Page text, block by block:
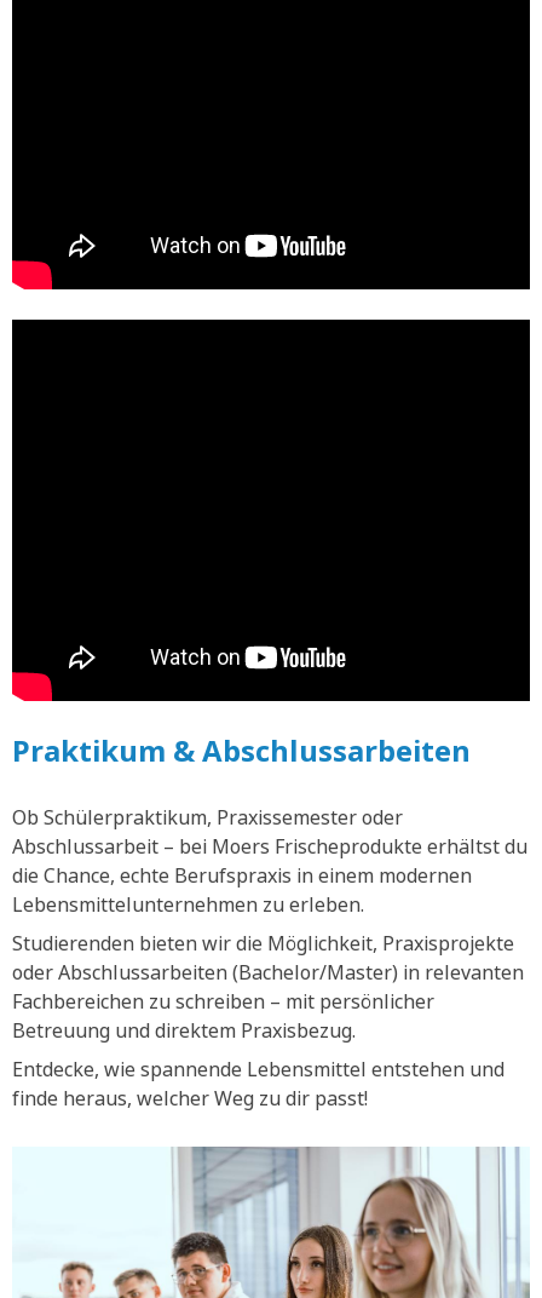
Praktikum & Abschlussarbeiten
Ob Schülerpraktikum, Praxissemester oder
Abschlussarbeit – bei Moers Frischeprodukte erhältst du
die Chance, echte Berufspraxis in einem modernen
Lebensmittelunternehmen zu erleben.
Studierenden bieten wir die Möglichkeit, Praxisprojekte
oder Abschlussarbeiten (Bachelor/Master) in relevanten
Fachbereichen zu schreiben – mit persönlicher
Betreuung und direktem Praxisbezug.
Entdecke, wie spannende Lebensmittel entstehen und
finde heraus, welcher Weg zu dir passt!